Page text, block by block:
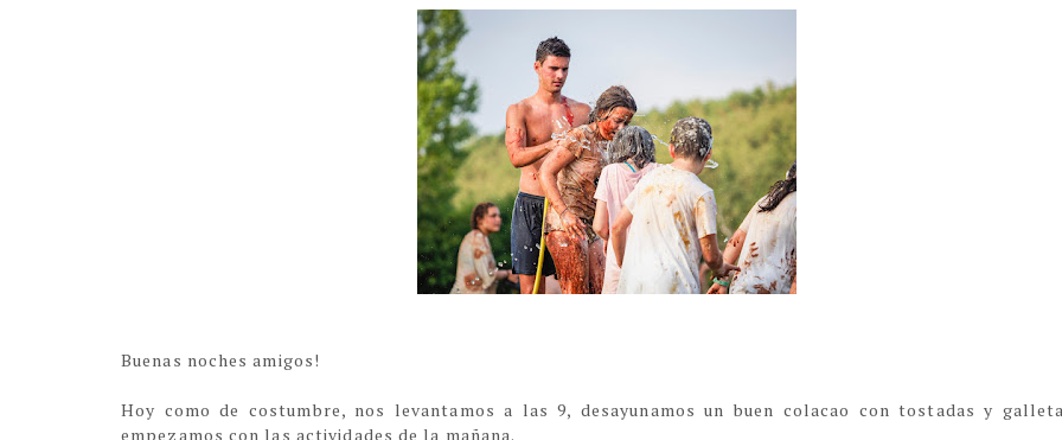
Buenas noches amigos!
Hoy como de costumbre, nos levantamos a las 9, desayunamos un buen colacao con tostadas y
empezamos con las actividades de la mañana.